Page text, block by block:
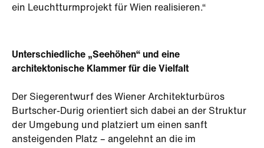
ein Leuchtturmprojekt für Wien realisieren.“
Unterschiedliche „Seehöhen“ und eine
architektonische Klammer für die Vielfalt
Der Siegerentwurf des Wiener Architekturbüros
Burtscher-Durig orientiert sich dabei an der Struktur
der Umgebung und platziert um einen sanft
ansteigenden Platz – angelehnt an die im